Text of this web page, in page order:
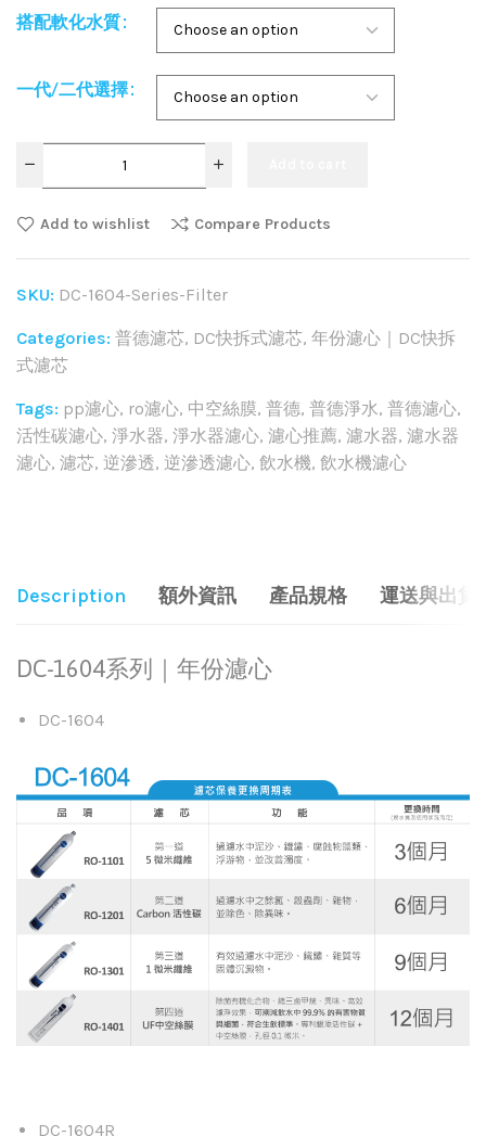
搭配軟化水質
一代/二代選擇
Add to wishlist Compare Products
SKU: DC-1604-Series-Filter
Categories: 普德濾芯, DC快拆式濾芯, 年份濾心｜DC快拆
式濾芯
Tags: pp濾心, ro濾心, 中空絲膜, 普德, 普德淨水, 普德濾心,
活性碳濾心, 淨水器, 淨水器濾心, 濾心推薦, 濾水器, 濾水器
濾心, 濾芯, 逆滲透, 逆滲透濾心, 飲水機, 飲水機濾心
Description 額外資訊 產品規格 運送與出貨
DC-1604系列｜年份濾心
DC-1604
DC-1604R